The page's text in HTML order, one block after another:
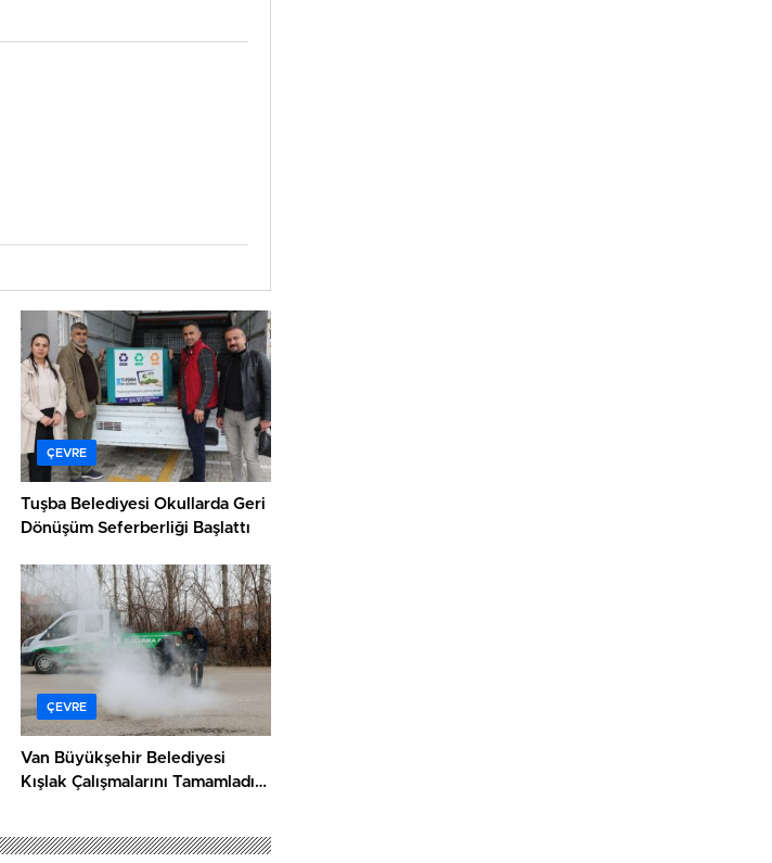
ÇEVRE
Tuşba Belediyesi Okullarda Geri
Dönüşüm Seferberliği Başlattı
ÇEVRE
Van Büyükşehir Belediyesi
Kışlak Çalışmalarını Tamamladı: